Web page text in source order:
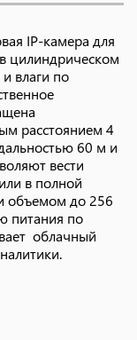
IP-камера для
цилиндрическом
влаги по
расстоянием 4
60 м и
вести
в полной
объемом до 256
питания по
облачный